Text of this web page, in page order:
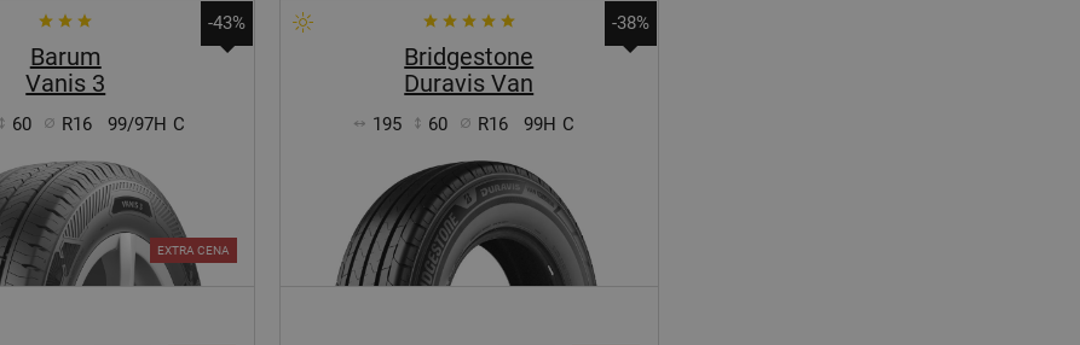
-43%
Barum
Vanis 3
60 R16 99/97H C
EXTRA CENA
-38%
Bridgestone
Duravis Van
195 60 R16 99H C